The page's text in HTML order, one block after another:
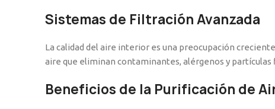
Sistemas de Filtración Avanzada
La calidad del aire interior es una preocupación
aire que eliminan contaminantes, alérgenos y
Beneficios de la Purificación de